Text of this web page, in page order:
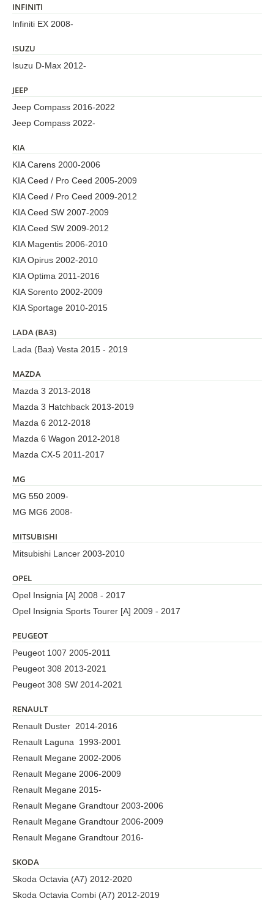
INFINITI
Infiniti EX 2008-
ISUZU
Isuzu D-Max 2012-
JEEP
Jeep Compass 2016-2022
Jeep Compass 2022-
KIA
KIA Carens 2000-2006
KIA Ceed / Pro Ceed 2005-2009
KIA Ceed / Pro Ceed 2009-2012
KIA Ceed SW 2007-2009
KIA Ceed SW 2009-2012
KIA Magentis 2006-2010
KIA Opirus 2002-2010
KIA Optima 2011-2016
KIA Sorento 2002-2009
KIA Sportage 2010-2015
LADA (ВАЗ)
Lada (Ваз) Vesta 2015 - 2019
MAZDA
Mazda 3 2013-2018
Mazda 3 Hatchback 2013-2019
Mazda 6 2012-2018
Mazda 6 Wagon 2012-2018
Mazda CX-5 2011-2017
MG
MG 550 2009-
MG MG6 2008-
MITSUBISHI
Mitsubishi Lancer 2003-2010
OPEL
Opel Insignia [A] 2008 - 2017
Opel Insignia Sports Tourer [A] 2009 - 2017
PEUGEOT
Peugeot 1007 2005-2011
Peugeot 308 2013-2021
Peugeot 308 SW 2014-2021
RENAULT
Renault Duster 2014-2016
Renault Laguna 1993-2001
Renault Megane 2002-2006
Renault Megane 2006-2009
Renault Megane 2015-
Renault Megane Grandtour 2003-2006
Renault Megane Grandtour 2006-2009
Renault Megane Grandtour 2016-
SKODA
Skoda Octavia (A7) 2012-2020
Skoda Octavia Combi (А7) 2012-2019